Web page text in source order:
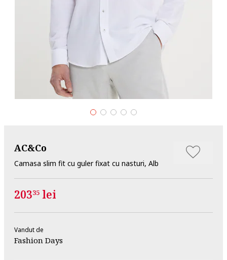
AC&Co
Camasa slim fit cu guler fixat cu nasturi, Alb
20335 lei
Vandut de
Fashion Days